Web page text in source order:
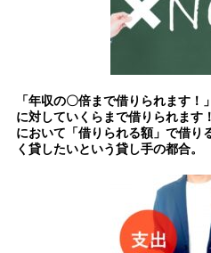
「年収の〇倍まで借りられます
に対していくらまで借りられます
において「借りられる額」で借り
く貸したいという貸し手の都合。